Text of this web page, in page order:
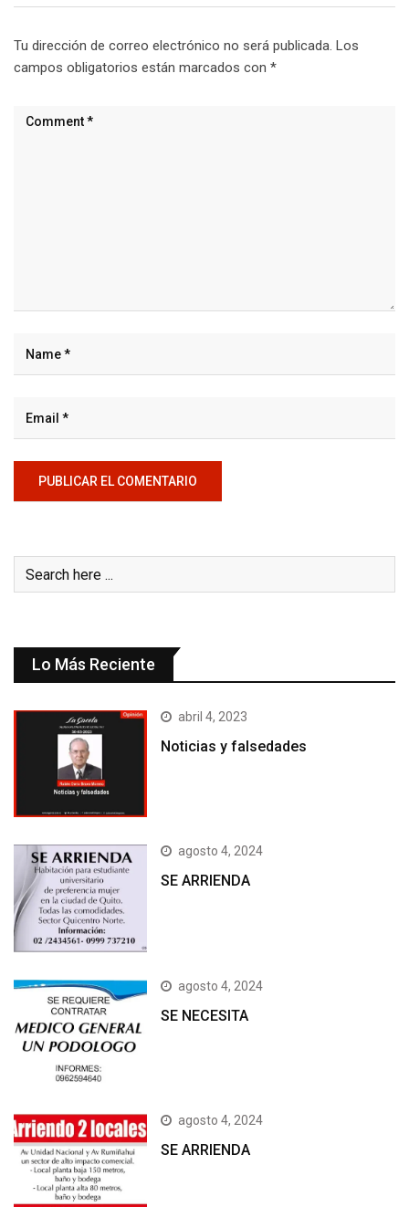
Tu dirección de correo electrónico no será publicada. Los
campos obligatorios están marcados con *
Lo Más Reciente
abril 4, 2023
Noticias y falsedades
agosto 4, 2024
SE ARRIENDA
agosto 4, 2024
SE NECESITA
agosto 4, 2024
SE ARRIENDA